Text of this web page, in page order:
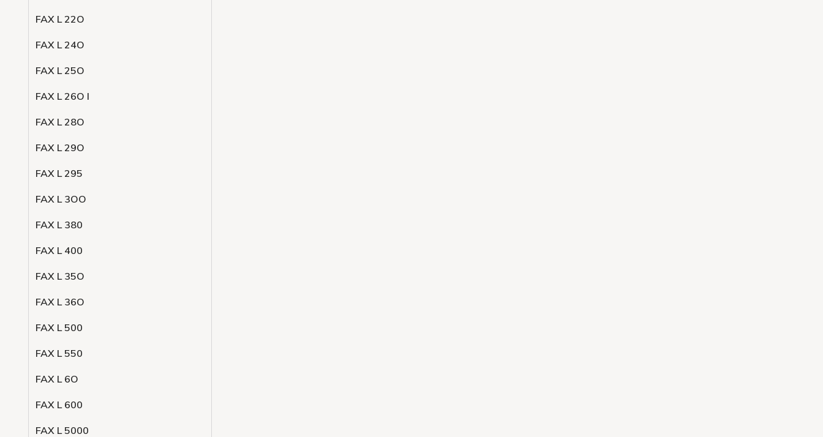
FAX L 22O
FAX L 24O
FAX L 25O
FAX L 26O I
FAX L 28O
FAX L 29O
FAX L 295
FAX L 3OO
FAX L 380
FAX L 400
FAX L 35O
FAX L 36O
FAX L 500
FAX L 550
FAX L 6O
FAX L 600
FAX L 5000